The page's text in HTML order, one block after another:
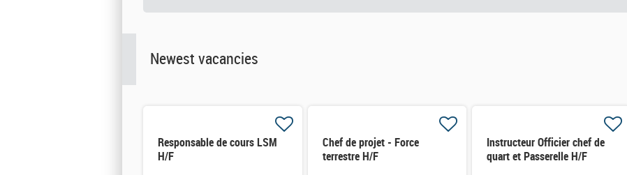
Newest vacancies
Responsable de cours LSM
H/F
Chef de projet - Force
terrestre H/F
Instructeur Officier chef de
quart et Passerelle H/F